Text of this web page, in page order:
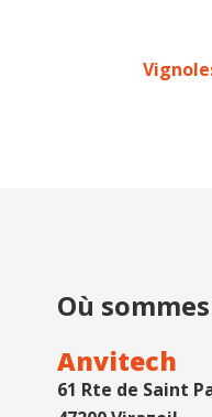
Où
Anvitech
61 Rte de Saint